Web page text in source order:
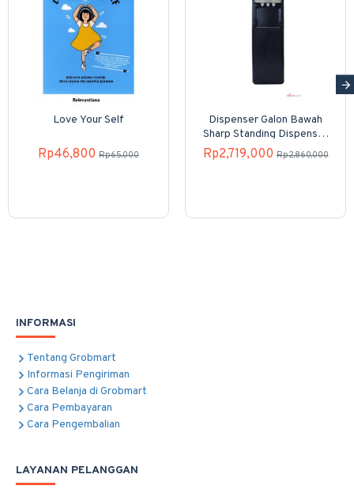
Love Your Self
Rp46,800 Rp65,000
Dispenser Galon Bawah
Sharp Standing Dispenser
SWD-82EHL-PB
Rp2,719,000 Rp2,860,000
INFORMASI
Tentang Grobmart
Informasi Pengiriman
Cara Belanja di Grobmart
Cara Pembayaran
Cara Pengembalian
LAYANAN PELANGGAN